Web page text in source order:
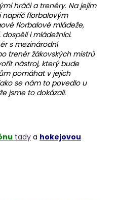
hráči a trenéry. Na jejím
napříč florbalovým
florbalové mládeže,
i mládežníci.
s mezinárodní
trenér žákovských mistrů
nástroj, který bude
pomáhat v jejich
se nám to povedlo u
jsme to dokázali.
tady a hokejovou